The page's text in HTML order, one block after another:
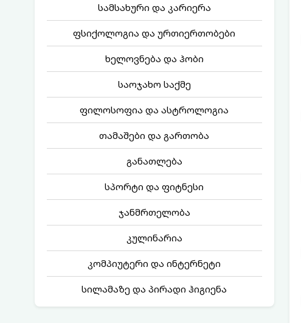
სამსახური და კარიერა
ფსიქოლოგია და ურთიერთობები
ხელოვნება და ჰობი
საოჯახო საქმე
ფილოსოფია და ასტროლოგია
თამაშები და გართობა
განათლება
სპორტი და ფიტნესი
ჯანმრთელობა
კულინარია
კომპიუტერი და ინტერნეტი
სილამაზე და პირადი ჰიგიენა